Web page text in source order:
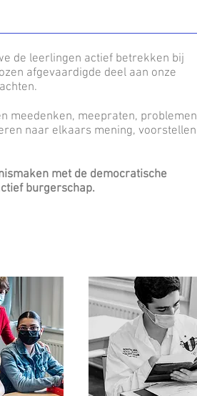
de leerlingen actief betrekken bij
afgevaardigde deel aan onze
meedenken, meepraten, problemen
naar elkaars mening, voorstellen
met de democratische
burgerschap.